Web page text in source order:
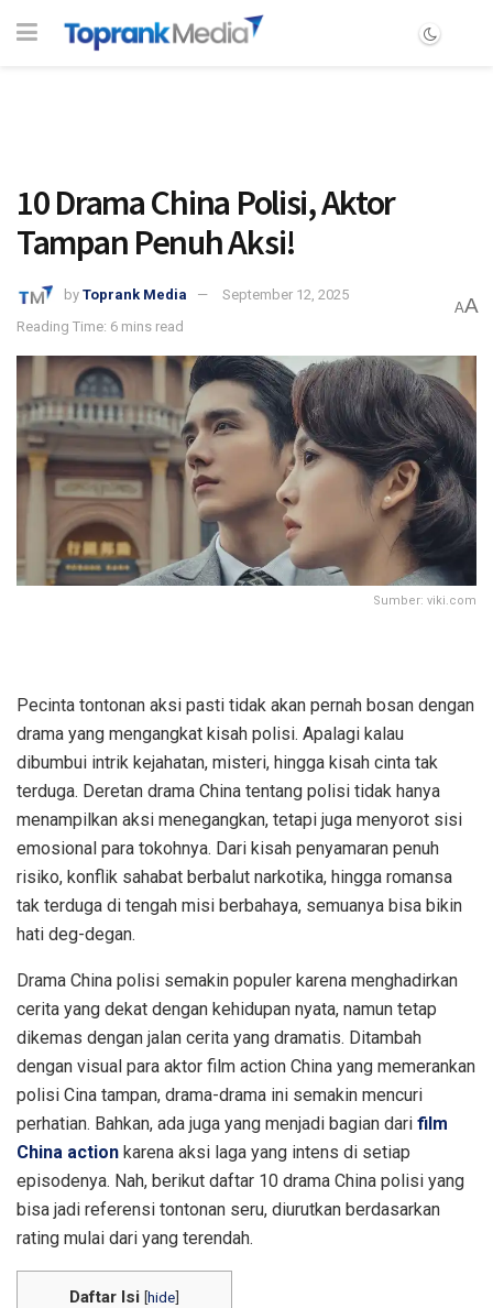
10 Drama China Polisi, Aktor
Tampan Penuh Aksi!
by Toprank Media
September 12, 2025
Reading Time: 6 mins read
AA
Sumber: viki.com
Pecinta tontonan aksi pasti tidak akan pernah bosan dengan
drama yang mengangkat kisah polisi. Apalagi kalau
dibumbui intrik kejahatan, misteri, hingga kisah cinta tak
terduga. Deretan drama China tentang polisi tidak hanya
menampilkan aksi menegangkan, tetapi juga menyorot sisi
emosional para tokohnya. Dari kisah penyamaran penuh
risiko, konflik sahabat berbalut narkotika, hingga romansa
tak terduga di tengah misi berbahaya, semuanya bisa bikin
hati deg-degan.
Drama China polisi semakin populer karena menghadirkan
cerita yang dekat dengan kehidupan nyata, namun tetap
dikemas dengan jalan cerita yang dramatis. Ditambah
dengan visual para aktor film action China yang memerankan
polisi Cina tampan, drama-drama ini semakin mencuri
perhatian. Bahkan, ada juga yang menjadi bagian dari film
China action karena aksi laga yang intens di setiap
episodenya. Nah, berikut daftar 10 drama China polisi yang
bisa jadi referensi tontonan seru, diurutkan berdasarkan
rating mulai dari yang terendah.
Daftar Isi [hide]